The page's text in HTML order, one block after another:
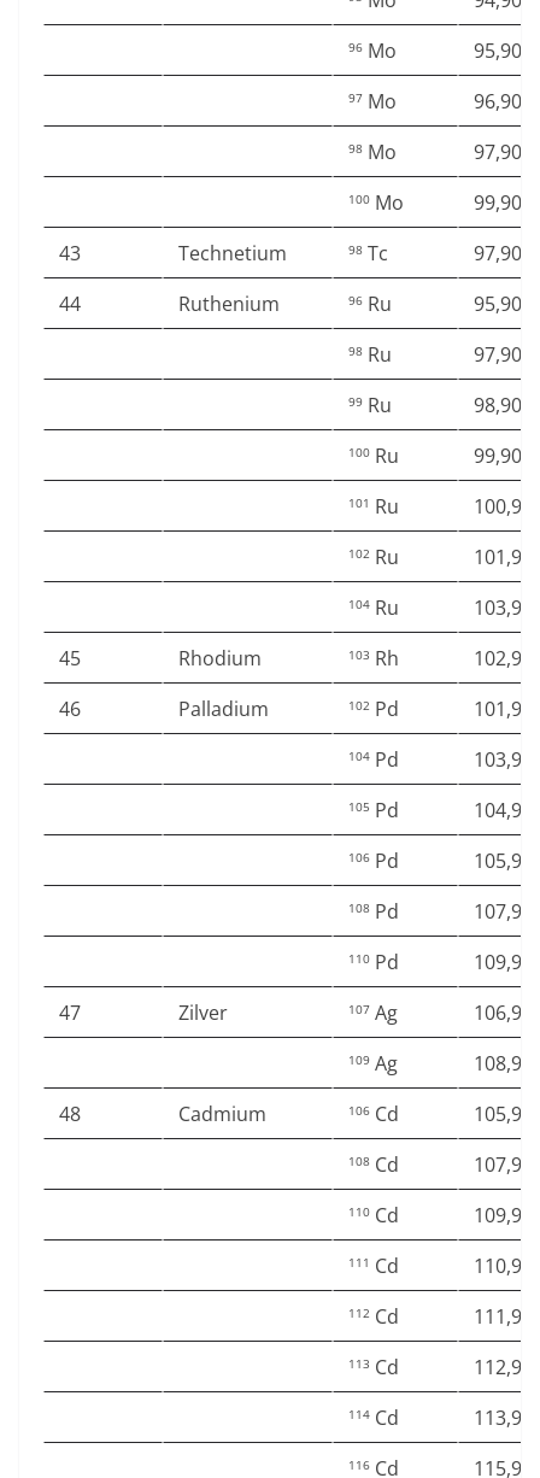
96 Mo
97 Mo
98 Mo
100 Mo
43
Technetium 98 Tc
44
Ruthenium 96 Ru
98 Ru
99 Ru
100 Ru
101 Ru
102 Ru
104 Ru
45
Rhodium 103 Rh
46
Palladium 102 Pd
104 Pd
105 Pd
106 Pd
108 Pd
110 Pd
47
Zilver 107 Ag
109 Ag
48
Cadmium 106 Cd
108 Cd
110 Cd
111 Cd
112 Cd
113 Cd
114 Cd
116 Cd